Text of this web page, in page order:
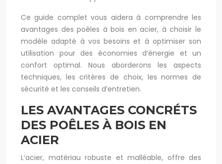
Ce guide complet vous aidera à comprendre les
avantages des poêles à bois en acier, à choisir le
modèle adapté à vos besoins et à optimiser son
utilisation pour des économies d’énergie et un
confort optimal. Nous aborderons les aspects
techniques, les critères de choix, les normes de
sécurité et les conseils d’entretien.
LES AVANTAGES CONCRÉTS
DES POÊLES À BOIS EN
ACIER
L’acier, matériau robuste et malléable, offre des